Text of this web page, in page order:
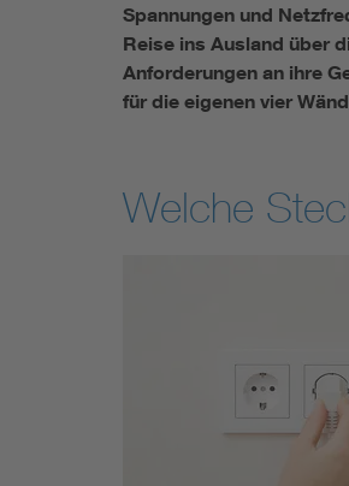
Spannungen und
Reise ins Ausland über
Anforderungen an ihre
für die eigenen vier
Welche